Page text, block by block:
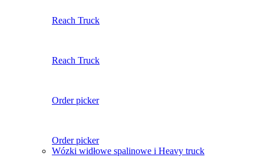
Reach Truck
Reach Truck
Order picker
Order picker
Wózki widłowe spalinowe i Heavy truck